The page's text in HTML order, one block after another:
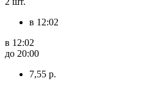
в 12:02
в 12:02
до 20:00
7,55 р.